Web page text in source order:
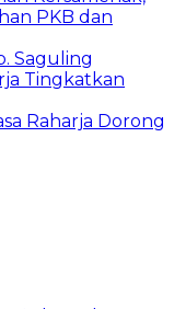
PKB dan
Saguling
Tingkatkan
Raharja Dorong